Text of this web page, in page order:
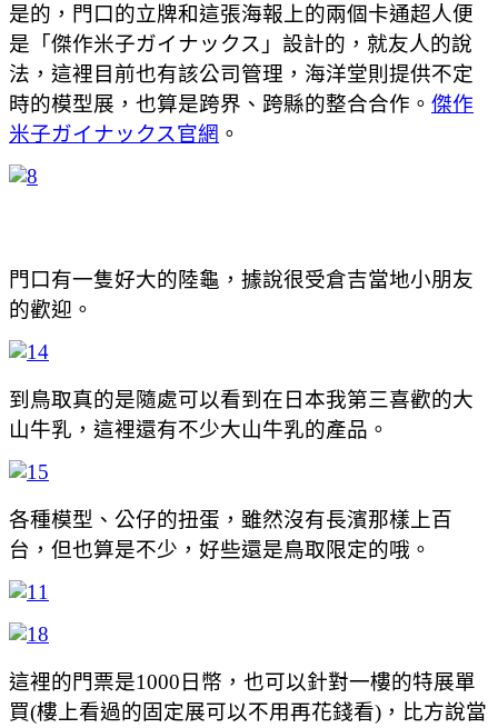
是的，門口的立牌和這張海報上的兩個卡通超人便
是「傑作米子ガイナックス」設計的，就友人的說
法，這裡目前也有該公司管理，海洋堂則提供不定
時的模型展，也算是跨界、跨縣的整合合作。 傑作
米子ガイナックス官網 。
門口有一隻好大的陸龜，據說很受倉吉當地小朋友
的歡迎。
到鳥取真的是隨處可以看到在日本我第三喜歡的大
山牛乳，這裡還有不少大山牛乳的產品。
各種模型、公仔的扭蛋，雖然沒有長濱那樣上百
台，但也算是不少，好些還是鳥取限定的哦。
這裡的門票是1000日幣，也可以針對一樓的特展單
買(樓上看過的固定展可以不用再花錢看)，比方說當